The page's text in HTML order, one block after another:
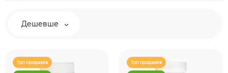
Дешевше
Топ продажів Топ продажів